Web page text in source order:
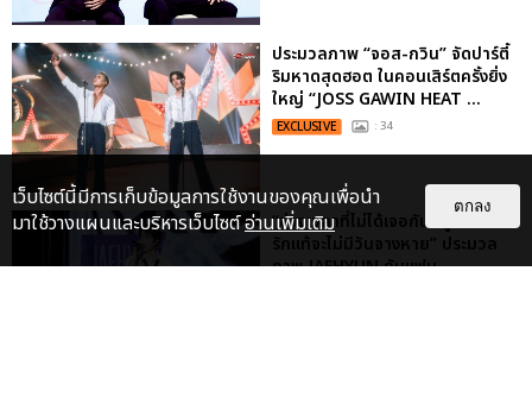
ประมวลภาพ “จอส-กวิน” จัดปาร์ตี้
ริมหาดสุดฮอต ในคอนเสิร์ตครั้งยิ่ง
ใหญ่ “JOSS GAWIN HEAT ...
EXCLUSIVE : 34
“ช่วงเวลาที่ไม่ได้เจอกันพิสูจน์แล้วว่า
รักแท้จะไม่มีวันจางหาย” ประมวล
ภาพ JAEHYUN กับแฟน...
เว็บไซต์นี้มีการเก็บข้อมูลการใช้งานของคุณเพื่อนำ
มาใช้วางแผนและบริหารเว็บไซต์อ่านเพิ่มเติม
ตกลง